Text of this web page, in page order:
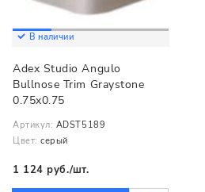
В наличии
Adex Studio Angulo
Bullnose Trim Graystone
0.75x0.75
Артикул: ADST5189
Цвет: серый
1 124 руб./шт.